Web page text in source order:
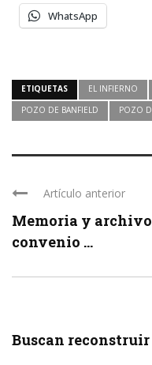
WhatsApp
ETIQUETAS EL INFIERNO
POZO DE BANFIELD
POZO
Artículo anterior
Memoria y
convenio ...
Buscan